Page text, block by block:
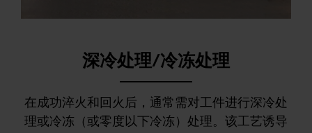
深冷处理/冷冻处理
在成功淬火和回火后，通常需对工件进行深冷处
理或冷冻（或零度以下冷冻）处理。该工艺诱导